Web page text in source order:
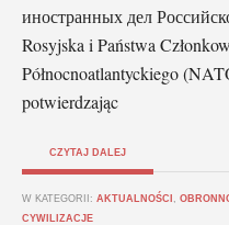
иностранных дел
Rosyjska i Państwa
Północnoatlantyckiego
potwierdzając
CZYTAJ DALEJ
W KATEGORII: AKTUALNOŚCI
CYWILIZACJE